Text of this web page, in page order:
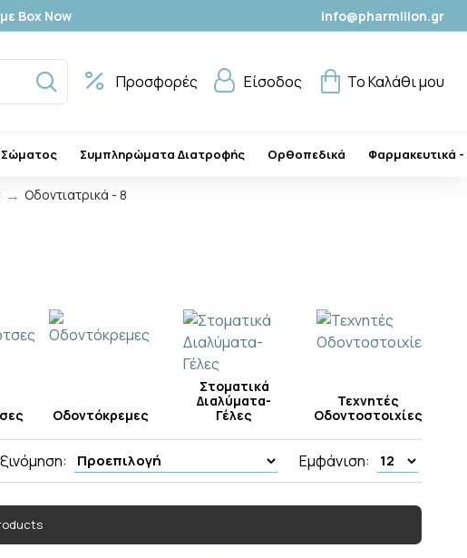
Box Now info@pharmilion.gr
Προσφορές Είσοδος Το Καλάθι μου
Σώματος Συμπληρώματα Διατροφής Ορθοπεδικά Φαρμακευτικά -
Οδοντιατρικά - 8
Οδοντόκρεμες
Στοματικά
Διαλύματα-
Γέλες
Τεχνητές
Οδοντοστοιχίες
Εμφάνιση: